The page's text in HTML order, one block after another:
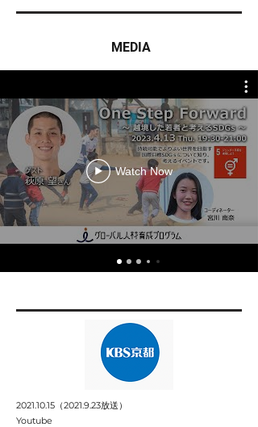
MEDIA
Watch Now
2021.10.15 （2021.9.23放送）
Youtube